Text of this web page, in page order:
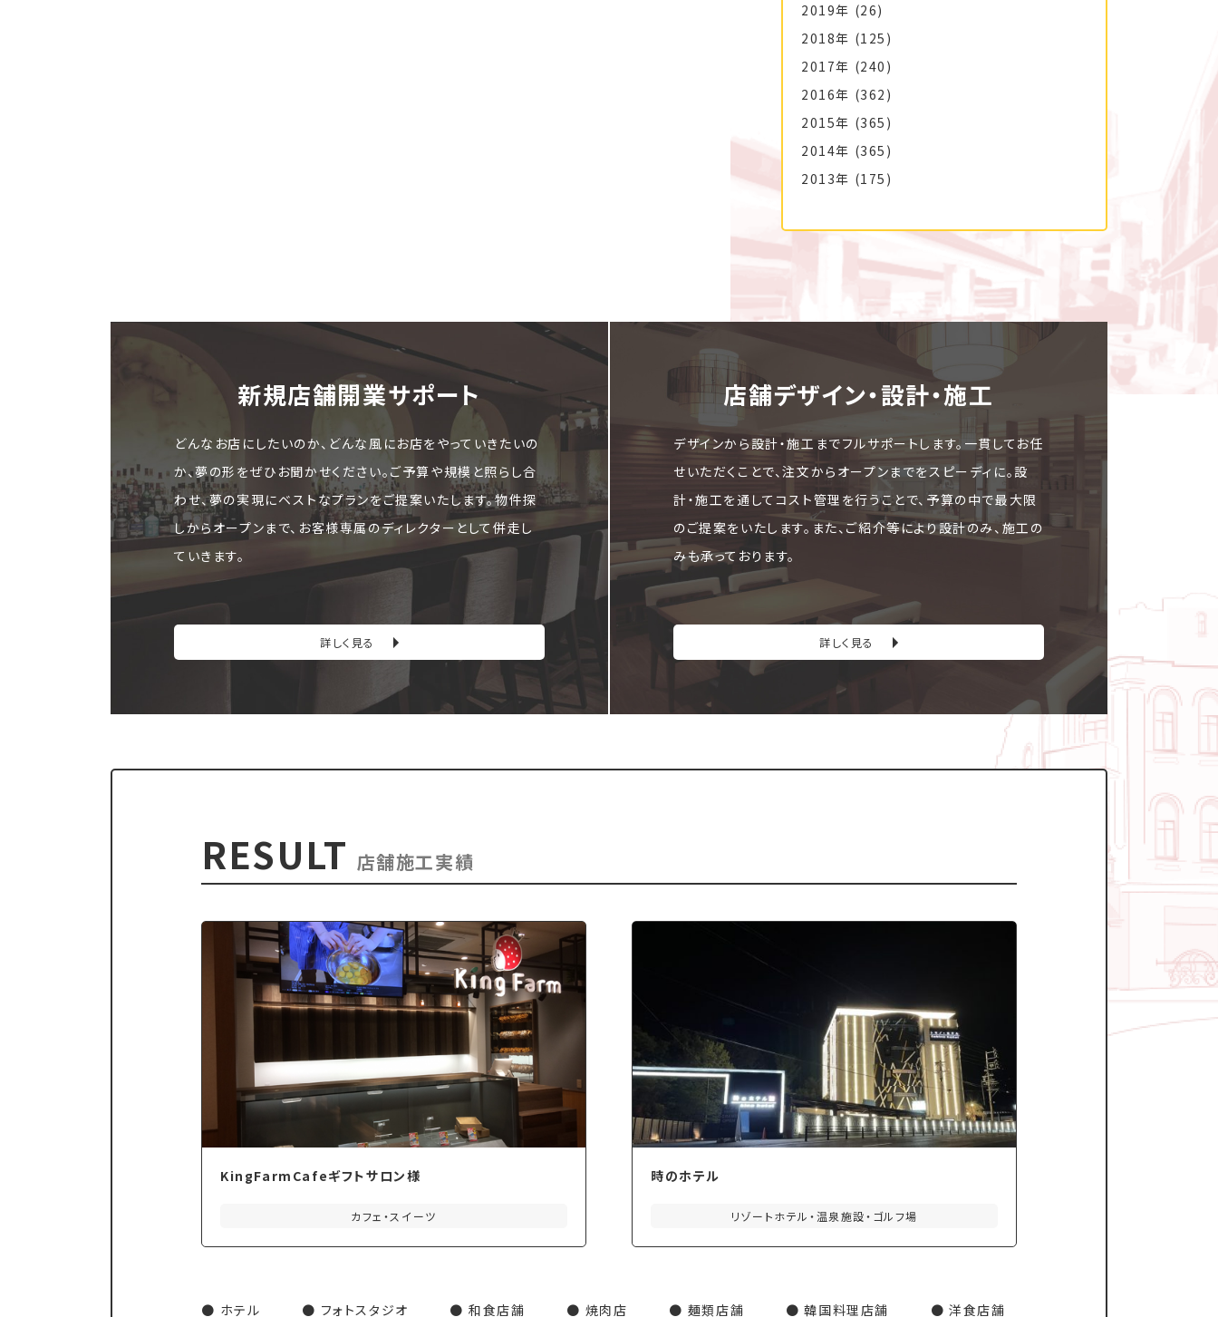
2019年 (26)
2018年 (125)
2017年 (240)
2016年 (362)
2015年 (365)
2014年 (365)
2013年 (175)
新規店舗開業サポート
どんなお店にしたいのか、どんな風にお店をやっていきたいの
か、夢の形をぜひお聞かせください。ご予算や規模と照らし合
わせ、夢の実現にベストなプランをご提案いたします。物件探
しからオープンまで、お客様専属のディレクターとして併走し
ていきます。
詳しく見る
店舗デザイン・設計・施⼯
デザインから設計・施工までフルサポートします。一貫してお任
せいただくことで、注文からオープンまでをスピーディに。設
計・施工を通してコスト管理を行うことで、予算の中で最大限
のご提案をいたします。また、ご紹介等により設計のみ、施工の
みも承っております。
詳しく見る
RESULT 店舗施工実績
KingFarmCafeギフトサロン様
カフェ・スイーツ
時のホテル
リゾートホテル・温泉施設・ゴルフ場
ホテル フォトスタジオ 和食店舗 焼肉店 麺類店舗 韓国料理店舗 洋食店舗